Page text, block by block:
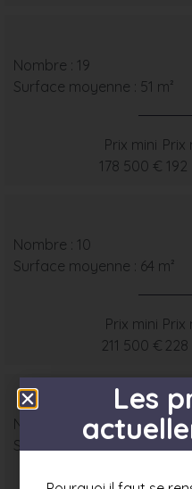
Nombre : 19
Surface moyenne : 51 m²
Prix mini
178 500 €
Prix
Nombre : 10
Surface moyenne : 64 m²
Prix mini
211 500 €
Prix
Nombre : 9
Surface moyenne : 78 m²
Les